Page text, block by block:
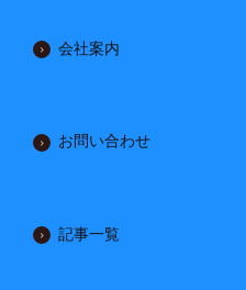
会社案内
お問い合わせ
記事一覧